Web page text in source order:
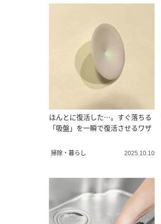
ほんとに復活した…。すぐ落ちる
「吸盤」を一瞬で復活させるワザ
掃除・暮らし 2025.10.10